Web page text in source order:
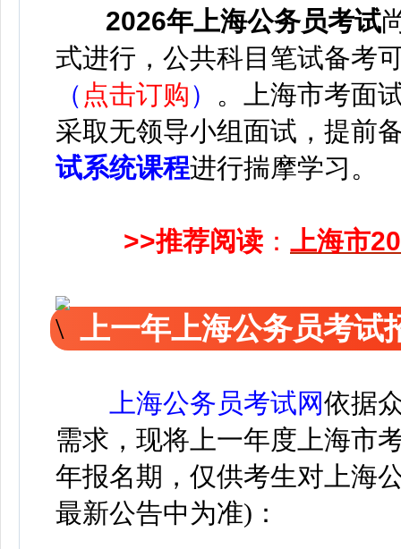
2026年上海公务员考试
式进行， 公共科目笔试备考
（ 点击订购） 。
上海市考面
采取无领导小组面试，提前
试系统课程进行揣摩学习。
>>推荐阅读 ： 上海市
上一年上海公务员考试
上海公务员考试网依据
需求，现将上一年度上海市
年报名期，仅供考生对上海
最新公告中为准)：